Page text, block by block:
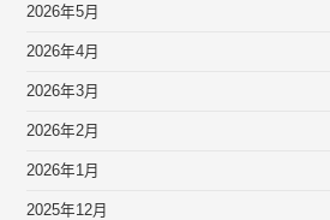
2026年5月
2026年4月
2026年3月
2026年2月
2026年1月
2025年12月